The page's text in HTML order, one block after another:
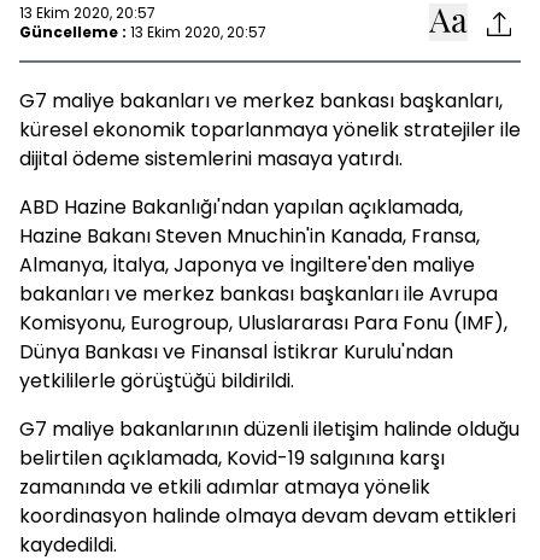
13 Ekim 2020, 20:57
Güncelleme : 13 Ekim 2020, 20:57
G7 maliye bakanları ve merkez bankası başkanları,
küresel ekonomik toparlanmaya yönelik stratejiler ile
dijital ödeme sistemlerini masaya yatırdı.
ABD Hazine Bakanlığı'ndan yapılan açıklamada,
Hazine Bakanı Steven Mnuchin'in Kanada, Fransa,
Almanya, İtalya, Japonya ve İngiltere'den maliye
bakanları ve merkez bankası başkanları ile Avrupa
Komisyonu, Eurogroup, Uluslararası Para Fonu (IMF),
Dünya Bankası ve Finansal İstikrar Kurulu'ndan
yetkililerle görüştüğü bildirildi.
G7 maliye bakanlarının düzenli iletişim halinde olduğu
belirtilen açıklamada, Kovid-19 salgınına karşı
zamanında ve etkili adımlar atmaya yönelik
koordinasyon halinde olmaya devam devam ettikleri
kaydedildi.